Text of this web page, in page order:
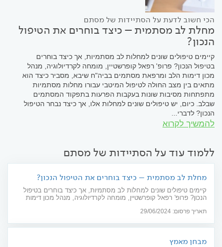
הכי חשוב לדעת על הסתיידות של מסתם
מחלת לב מסתמית – כיצד בוחרים את הטיפול
הנכון?
קיימים טיפולים שונים למחלות לב מסתמיות, אך כיצד בוחרים
בטיפול הנכון? פרופ' רפאל קופרשטיין, מומחה לקרדיולוגיה, מנהל
מכון דימות הלב ומרפאת מסתמים בביה"ח שיבא, מסביר כיצד הוא
מתאים בין מצב החולה לטיפול המיטבי עבורו מחלות מסתמיות
מתפתחות מסיבות שונות בעקבות הפרעות בתפקוד המסתמים
שבלב. כיום, יש טיפולים שונים למחלות אלו, אך כיצד נבחר הטיפול
הנכון? לדברי...
להמשיך לקרוא
ללמוד עוד על הסתיידות של מסתם
מחלת לב מסתמית – כיצד בוחרים את הטיפול הנכון?
קיימים טיפולים שונים למחלות לב מסתמיות, אך כיצד בוחרים בטיפול
הנכון? פרופ' רפאל קופרשטיין, מומחה לקרדיולוגיה, מנהל מכון דימות
החולה לטיפול המיטבי עבורו
תאריך פרסום: 29/06/2024
מבחן מאמץ